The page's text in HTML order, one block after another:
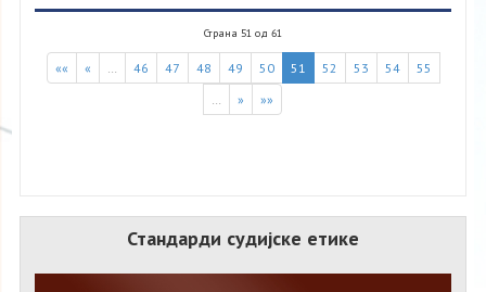
Страна 51 од 61
«« « 46 47 48 49 50 51 52 53 54
55
» »»
Стандарди судијске етике